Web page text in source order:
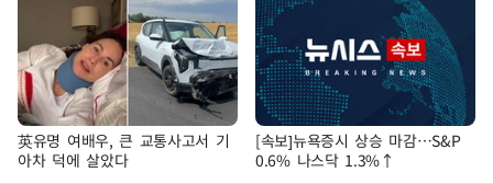
英유명 여배우, 큰 교통사고서 기
아차 덕에 살았다
[속보]뉴욕증시 상승 마감…S&P
0.6% 나스닥 1.3%↑